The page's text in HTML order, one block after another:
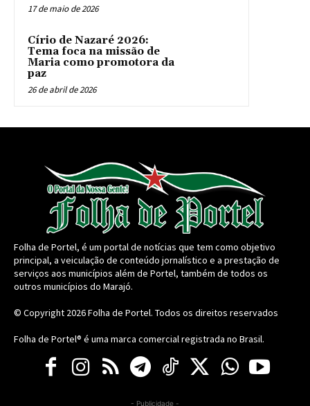
17 de maio de 2026
Círio de Nazaré 2026:
Tema foca na missão de
Maria como promotora da
paz
26 de abril de 2026
Folha de Portel, é um portal de notícias que tem como objetivo
principal, a veiculação de conteúdo jornalístico e a prestação de
serviços aos municípios além de Portel, também de todos os
outros municípios do Marajó.
© Copyright 2026Folha de Portel. Todos os direitos reservados
Folha de Portel® é uma marca comercial registrada no Brasil.
- Publicidade -